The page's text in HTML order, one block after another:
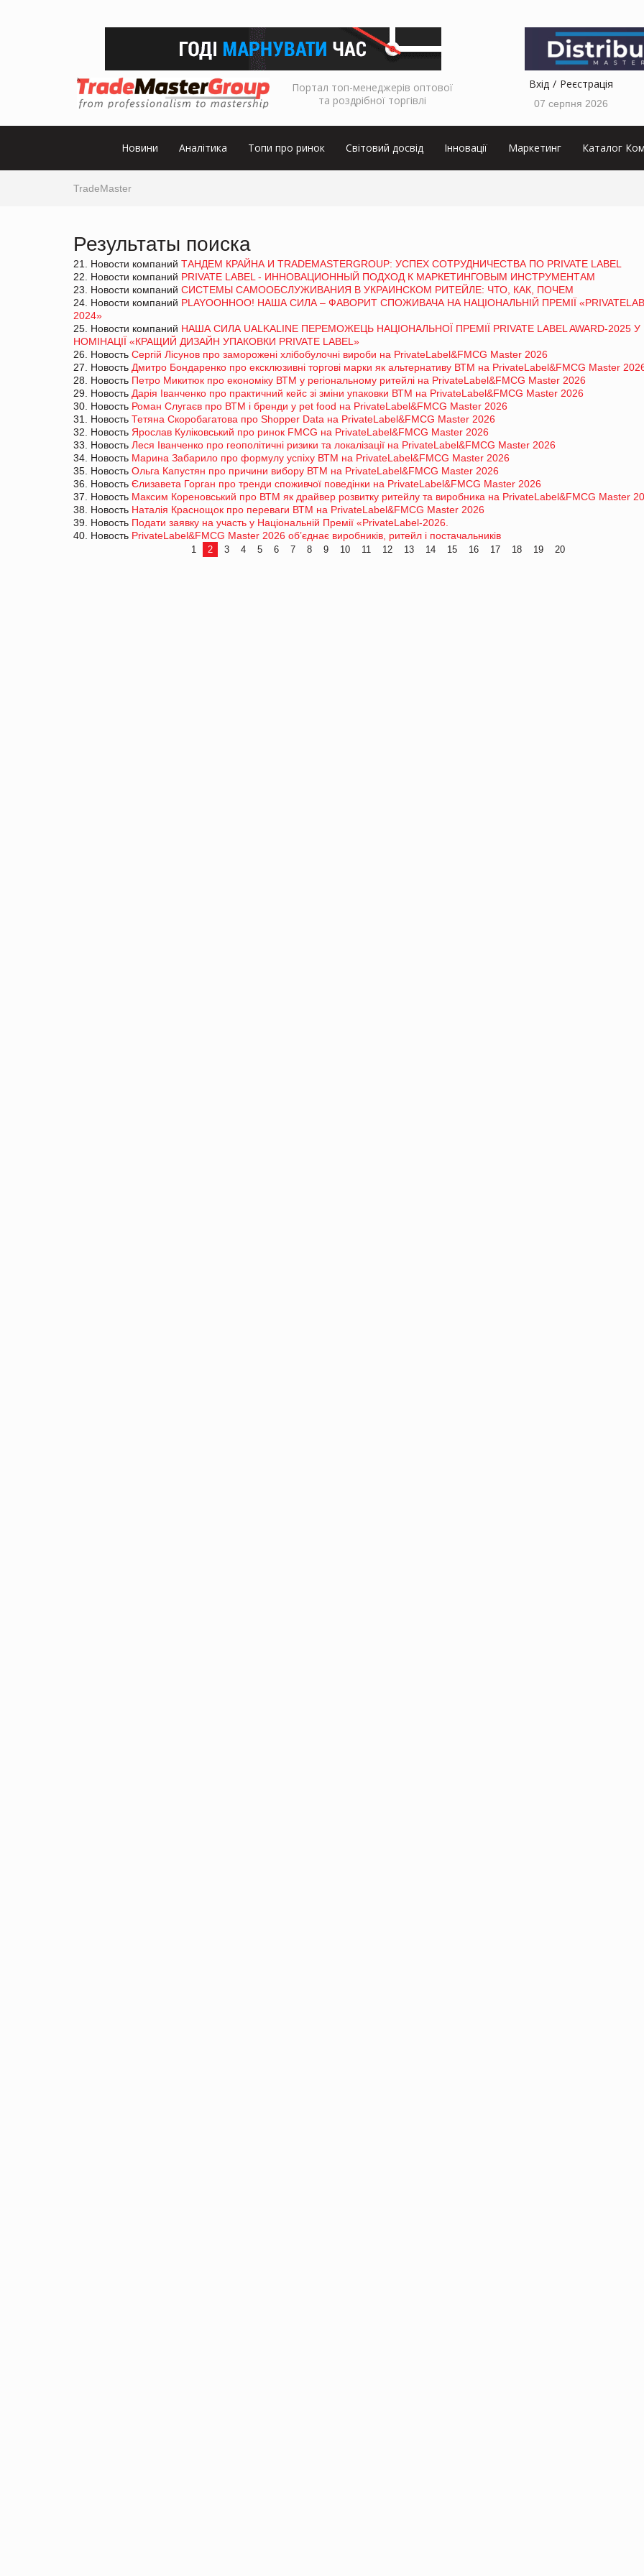
Портал топ-менеджерів оптової
та роздрібної торгівлі
Вхід Реєстрація
07 серпня 2026
Новини Аналітика Топи про ринок Світовий досвід Інновації Маркетинг Каталог
TradeMaster
Результаты поиска
21. Новости компаний ТАНДЕМ КРАЙНА И TRADEMASTERGROUP: УСПЕХ СОТРУДНИЧЕСТВА ПО PRIVATE LABEL
22. Новости компаний PRIVATE LABEL - ИННОВАЦИОННЫЙ ПОДХОД К МАРКЕТИНГОВЫМ ИНСТРУМЕНТАМ
23. Новости компаний СИСТЕМЫ САМООБСЛУЖИВАНИЯ В УКРАИНСКОМ РИТЕЙЛЕ: ЧТО, КАК, ПОЧЕМ
24. Новости компаний PLAYOOHHOO! НАША СИЛА – ФАВОРИТ СПОЖИВАЧА НА НАЦІОНАЛЬНІЙ ПРЕМІЇ
2024»
25. Новости компаний НАША СИЛА UALKALINE ПЕРЕМОЖЕЦЬ НАЦІОНАЛЬНОЇ ПРЕМІЇ PRIVATE LABEL AWARD-2025 У
НОМІНАЦІЇ «КРАЩИЙ ДИЗАЙН УПАКОВКИ PRIVATE LABEL»
26. Новость Сергій Лісунов про заморожені хлібобулочні вироби на PrivateLabel&FMCG Master 2026
27. Новость Дмитро Бондаренко про ексклюзивні торгові марки як альтернативу ВТМ на PrivateLabel&FMCG Master
28. Новость Петро Микитюк про економіку ВТМ у регіональному ритейлі на PrivateLabel&FMCG Master 2026
29. Новость Дарія Іванченко про практичний кейс зі зміни упаковки ВТМ на PrivateLabel&FMCG Master 2026
30. Новость Роман Слугаєв про ВТМ і бренди у pet food на PrivateLabel&FMCG Master 2026
31. Новость Тетяна Скоробагатова про Shopper Data на PrivateLabel&FMCG Master 2026
32. Новость Ярослав Куліковський про ринок FMCG на PrivateLabel&FMCG Master 2026
33. Новость Леся Іванченко про геополітичні ризики та локалізації на PrivateLabel&FMCG Master 2026
34. Новость Марина Забарило про формулу успіху ВТМ на PrivateLabel&FMCG Master 2026
35. Новость Ольга Капустян про причини вибору ВТМ на PrivateLabel&FMCG Master 2026
36. Новость Єлизавета Горган про тренди споживчої поведінки на PrivateLabel&FMCG Master 2026
37. Новость Максим Кореновський про ВТМ як драйвер розвитку ритейлу та виробника на PrivateLabel&FMCG Master
38. Новость Наталія Краснощок про переваги ВТМ на PrivateLabel&FMCG Master 2026
39. Новость Подати заявку на участь у Національній Премії «PrivateLabel-2026.
40. Новость PrivateLabel&FMCG Master 2026 об’єднає виробників, ритейл і постачальників
1 2 3 4 5 6 7 8 9 10 11 12 13 14 15 16 17 18 19 20